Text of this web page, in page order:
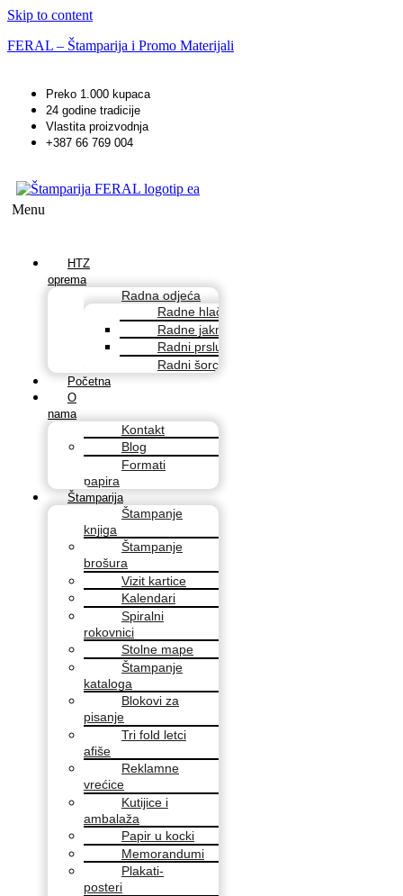
Skip to content
FERAL – Štamparija i Promo Materijali
Preko 1.000 kupaca
24 godine tradicije
Vlastita proizvodnja
+387 66 769 004
Menu
HTZ
oprema
Radna odjeća
Radne hlače
Radne jakne
Radni prsluci
Radni šorcevi
Početna
O
nama
Kontakt
Blog
Formati
papira
Štamparija
Štampanje
knjiga
Štampanje
brošura
Vizit kartice
Kalendari
Spiralni
rokovnici
Stolne mape
Štampanje
kataloga
Blokovi za
pisanje
Tri fold letci
afiše
Reklamne
vrećice
Kutijice i
ambalaža
Papir u kocki
Memorandumi
Plakati-
posteri